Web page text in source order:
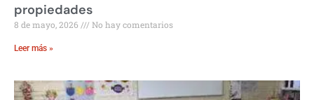
propiedades
8 de mayo, 2026 No hay comentarios
Leer más »